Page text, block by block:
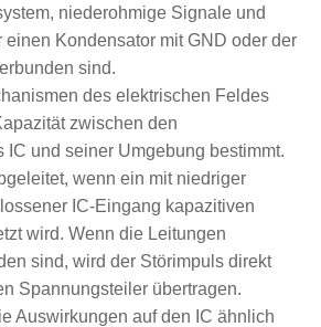
niederohmige Signale und
einen Kondensator mit GND oder der
sind.
des elektrischen Feldes
zwischen den
IC und seiner Umgebung bestimmt.
wenn ein mit niedriger
IC-Eingang kapazitiven
wird. Wenn die Leitungen
sind, wird der Störimpuls direkt
Spannungsteiler übertragen.
Auswirkungen auf den IC ähnlich